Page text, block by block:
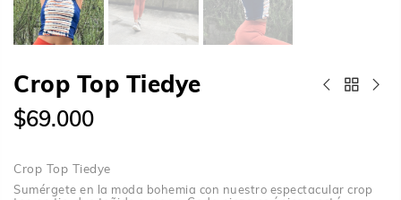
Crop Top Tiedye
$69.000
Crop Top Tiedye
Sumérgete en la moda bohemia con nuestro espectacular crop